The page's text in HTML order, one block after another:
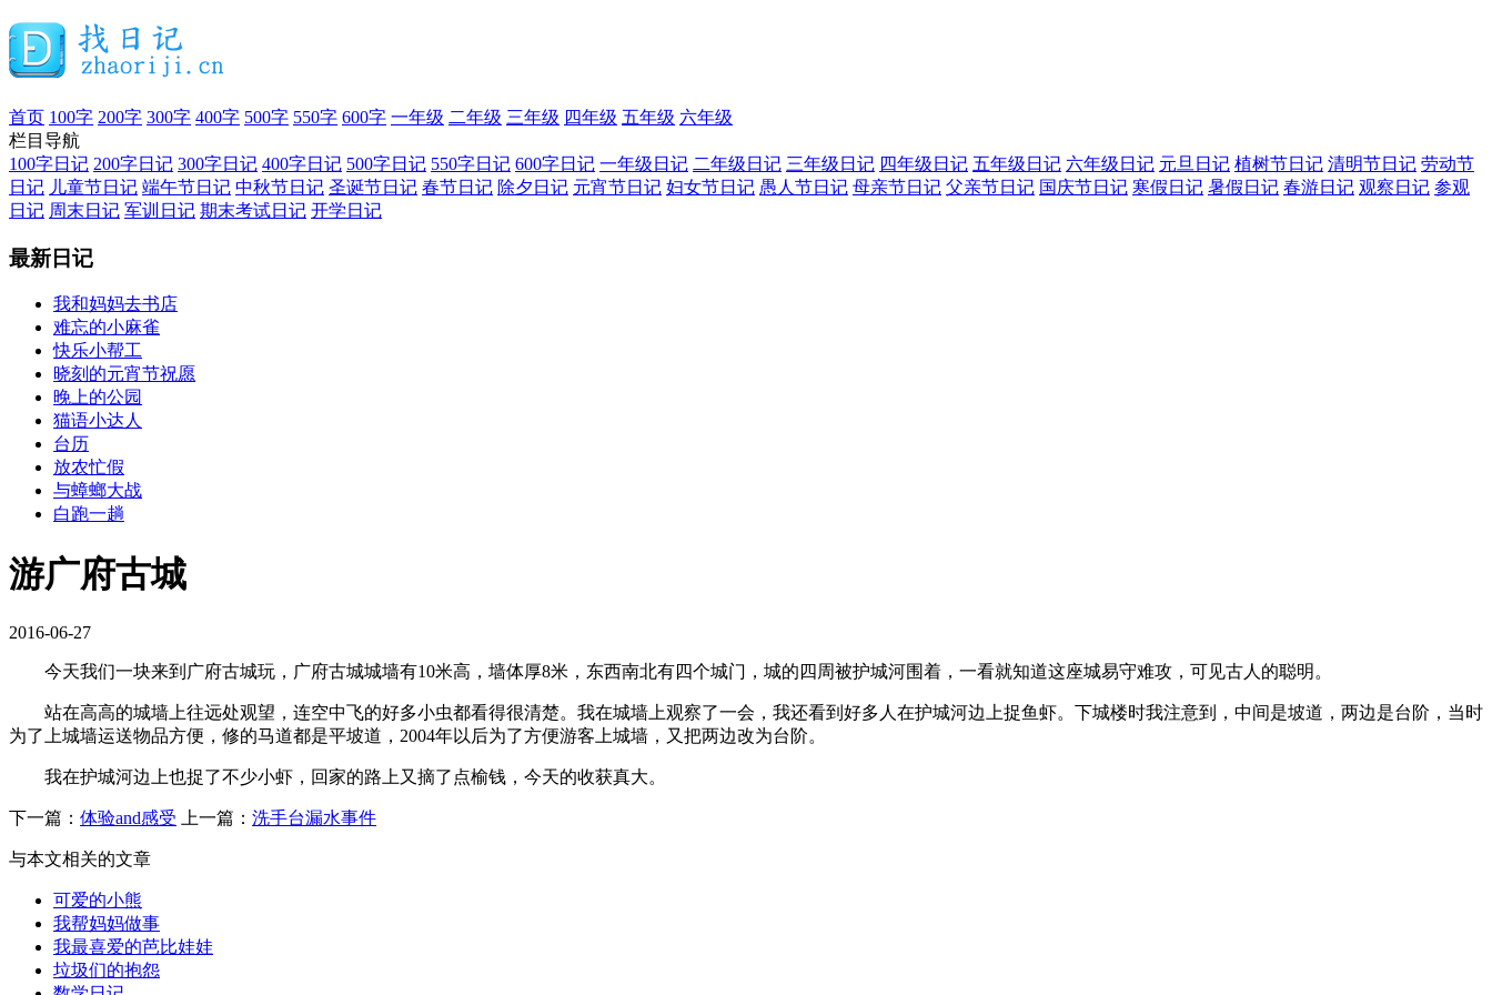
首页 100字 200字 300字 400字 500字 550字 600字 一年级 二年级 三年级 四年级 五年级 六年级
栏目导航
100字日记 200字日记 300字日记 400字日记 500字日记 550字日记 600字日记 一年级日记 二年级日记 三年级日记 四年级日记 五年级日记 六年级日记 元旦日记 植树节日记 清明节日记 劳动节
日记 儿童节日记 端午节日记 中秋节日记 圣诞节日记 春节日记 除夕日记 元宵节日记 妇女节日记 愚人节日记 母亲节日记 父亲节日记 国庆节日记 寒假日记 暑假日记 春游日记 观察日记 参观
日记 周末日记 军训日记 期末考试日记 开学日记
最新日记
我和妈妈去书店
难忘的小麻雀
快乐小帮工
晓刻的元宵节祝愿
晚上的公园
猫语小达人
台历
放农忙假
与蟑螂大战
白跑一趟
游广府古城
2016-06-27
今天我们一块来到广府古城玩，广府古城城墙有10米高，墙体厚8米，东西南北有四个城门，城的四周被护城河围着，一看就知道这座城易守难攻，可见古人的聪明。
站在高高的城墙上往远处观望，连空中飞的好多小虫都看得很清楚。我在城墙上观察了一会，我还看到好多人在护城河边上捉鱼虾。下城楼时我注意到，中间是坡道，两边是台阶，当时
为了上城墙运送物品方便，修的马道都是平坡道，2004年以后为了方便游客上城墙，又把两边改为台阶。
我在护城河边上也捉了不少小虾，回家的路上又摘了点榆钱，今天的收获真大。
下一篇： 体验and感受 上一篇： 洗手台漏水事件
与本文相关的文章
可爱的小熊
我帮妈妈做事
我最喜爱的芭比娃娃
垃圾们的抱怨